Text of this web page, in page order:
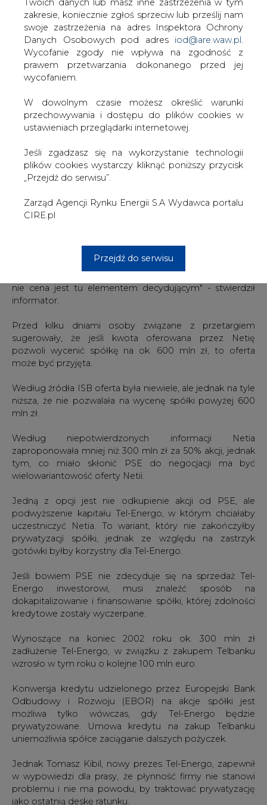
Twoich danych lub masz inne zastrzeżenia w tym
zakresie, koniecznie zgłoś sprzeciw lub prześlij nam
swoje zastrzeżenia na adres Inspektora Ochrony
Danych Osobowych pod adres iod@are.waw.pl.
Wycofanie zgody nie wpływa na zgodność z
prawem przetwarzania dokonanego przed jej
wycofaniem.
W dowolnym czasie możesz określić warunki
przechowywania i dostępu do plików cookies w
ustawieniach przeglądarki internetowej.
Jeśli zgadzasz się na wykorzystanie technologii
plików cookies wystarczy kliknąć poniższy przycisk
„Przejdź do serwisu”.
Zarząd Agencji Rynku Energii S.A Wydawca portalu
CIRE.pl
Przejdź do serwisu
powiedział ISB na początku listopada anonimowy
informator zbliżony do transakcji.
"Netia zaoferowała kwotę niższą niż spodziewana, jednak
nie cena jest tu elementem decydującym" - stwierdził
informator.
Przed kilku dniami osoby związane z przetargiem
sugerowały, że jeśli kwota oferowana przez Netię
pozwoli wycenić spółkę na ok. 600 mln zł, to oferta
może być przyjęta.
Według źródła ISB oferta była niewiele, ale jednak na tyle
niższa, że nie pozwalała na wycenę spółki powyżej 600
mln zł.
Według niepotwierdzonych informacji Netia
zaproponowała mniej niż 300 mln zł za 50% akcji, jednak
wielowariantowość oferty Netii.
Jedną z opcji jest nie odkupienie akcji od PSE, ale
podwyższenie kapitału Tel-Energo, w którym chciałaby
uczestniczyć Netia. To wariant, który nie zakończyłby
gotówki byłby korzystny dla Tel-Energo.
Jeśli bowiem PSE nie zdecyduje się na sprzedaż Tel-
Energo inwestorowi, musi znaleźć sposób na
kredytowe zostały wyczerpane.
Wynoszące na koniec 2002 roku ok. 300 mln zł
wzrosło w tym roku o kolejne 100 mln euro.
Konwersja kredytu udzielonego przez Europejski Bank
Odbudowy i Rozwoju (EBOR) na akcje spółki jest
prywatyzowane. Umowa kredytu na zakup Telbanku
uniemożliwia spółce zaciąganie dalszych pożyczek.
Jednak Tomasz Kibil, nowy prezes Tel-Energo, zapewnił
w wypowiedzi dla prasy, że płynność firmy nie stanowi
jako ostatnią deskę ratunku.
"Spłata 410 mln zł kredytu konsorcjalnego, który
zaciągnęliśmy na przejęcie Telbanku, nie jest zagrożona.
prywatnego, które było jednym z warunków
postawionych przez finansujące nas banki, a także
elementem strategii PSE, jest dla nas priorytetem, ale
"Pulsowi Biznesu".
Zdaniem Kibila, prywatyzacja powinna być
przeprowadzona jak najszybciej, ale nie za wszelką cenę
spółka jest silna i będzie można ją sprzedać znacznie
miesięcy - nawet z udziałem tych samych graczy.
PSE tworzy obecnie grupę telekomunikacyjną na bazie
spółek ze swojej grupy kapitałowej: Tel-Energo, Telbanku